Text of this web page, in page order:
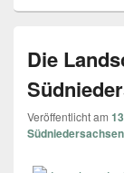
Die
Veröffentlicht am
Südniedersachsen